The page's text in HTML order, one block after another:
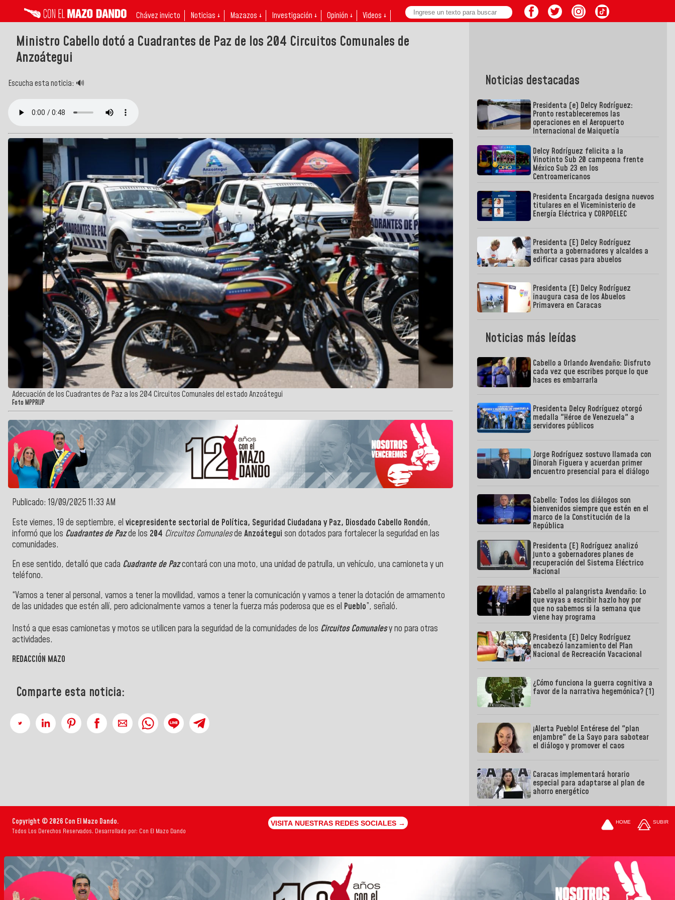
Chávez invicto Noticias ↓ Mazazos ↓ Investigación ↓ Opinión ↓ Videos ↓
Ministro Cabello dotó a Cuadrantes de Paz de los 204 Circuitos Comunales de
Anzoátegui
Escucha esta noticia: 🔊
Adecuación de los Cuadrantes de Paz a los 204 Circuitos Comunales del estado Anzoátegui
Foto MPPRIJP
Publicado: 19/09/2025 11:33 AM
Este viernes, 19 de septiembre, el vicepresidente sectorial de Política, Seguridad Ciudadana y Paz, Diosdado Cabello Rondón,
informó que los Cuadrantes de Pazde los 204 Circuitos Comunalesde Anzoátegui son dotados para fortalecer la seguridad en las
comunidades.
En ese sentido, detalló que cada Cuadrante de Pazcontará con una moto, una unidad de patrulla, un vehículo, una camioneta y un
teléfono.
“Vamos a tener al personal, vamos a tener la movilidad, vamos a tener la comunicación y vamos a tener la dotación de armamento
de las unidades que estén allí, pero adicionalmente vamos a tener la fuerza más poderosa que es el Pueblo”, señaló.
Instó a que esas camionetas y motos se utilicen para la seguridad de la comunidades de los Circuitos Comunalesy no para otras
actividades.
REDACCIÓN MAZO
Comparte esta noticia:
Noticias destacadas
Presidenta (e) Delcy Rodríguez:
Pronto restableceremos las
operaciones en el Aeropuerto
Internacional de Maiquetía
Delcy Rodríguez felicita a la
Vinotinto Sub 20 campeona frente
México Sub 23 en los
Centroamericanos
Presidenta Encargada designa nuevos
titulares en el Viceministerio de
Energía Eléctrica y CORPOELEC
Presidenta (E) Delcy Rodríguez
exhorta a gobernadores y alcaldes a
edificar casas para abuelos
Presidenta (E) Delcy Rodríguez
inaugura casa de los Abuelos
Primavera en Caracas
Noticias más leídas
Cabello a Orlando Avendaño: Disfruto
cada vez que escribes porque lo que
haces es embarrarla
Presidenta Delcy Rodríguez otorgó
medalla "Héroe de Venezuela" a
servidores públicos
Jorge Rodríguez sostuvo llamada con
Dinorah Figuera y acuerdan primer
encuentro presencial para el diálogo
Cabello: Todos los diálogos son
bienvenidos siempre que estén en el
marco de la Constitución de la
República
Presidenta (E) Rodríguez analizó
junto a gobernadores planes de
recuperación del Sistema Eléctrico
Nacional
Cabello al palangrista Avendaño: Lo
que vayas a escribir hazlo hoy por
que no sabemos si la semana que
viene hay programa
Presidenta (E) Delcy Rodríguez
encabezó lanzamiento del Plan
Nacional de Recreación Vacacional
¿Cómo funciona la guerra cognitiva a
favor de la narrativa hegemónica? (1)
¡Alerta Pueblo! Entérese del "plan
enjambre" de La Sayo para sabotear
el diálogo y promover el caos
Caracas implementará horario
especial para adaptarse al plan de
ahorro energético
Copyright © 2026 Con El Mazo Dando.
Todos Los Derechos Reservados. Desarrollado por: Con El Mazo Dando
VISITA NUESTRAS REDES SOCIALES → HOME SUBIR